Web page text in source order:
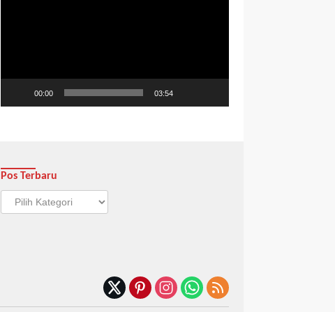
00:00 03:54
Pos Terbaru
Pos
Terbaru